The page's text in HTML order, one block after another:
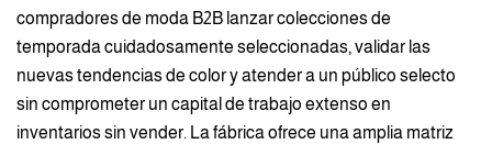
compradores de moda B2B lanzar colecciones de
temporada cuidadosamente seleccionadas, validar las
nuevas tendencias de color y atender a un público selecto
sin comprometer un capital de trabajo extenso en
inventarios sin vender. La fábrica ofrece una amplia matriz